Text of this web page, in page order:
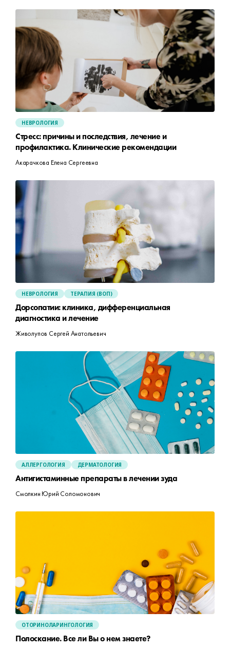
НЕВРОЛОГИЯ
Стресс: причины и последствия, лечение и
профилактика. Клинические рекомендации
Акарачкова Елена Сергеевна
НЕВРОЛОГИЯ ТЕРАПИЯ (ВОП)
Дорсопатии: клиника, дифференциальная
диагностика и лечение
Живолупов Сергей Анатольевич
АЛЛЕРГОЛОГИЯ ДЕРМАТОЛОГИЯ
Антигистаминные препараты в лечении зуда
Смолкин Юрий Соломонович
ОТОРИНОЛАРИНГОЛОГИЯ
Полоскание. Все ли Вы о нем знаете?